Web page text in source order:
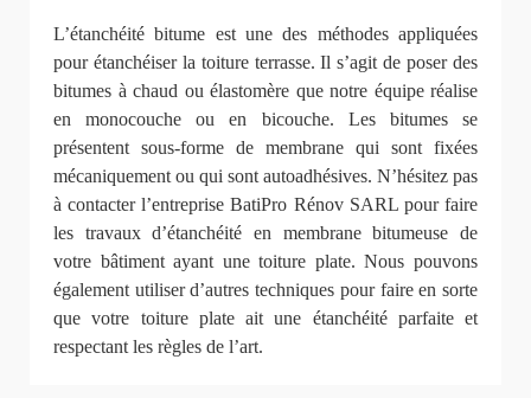
L’étanchéité bitume est une des méthodes appliquées
pour étanchéiser la toiture terrasse. Il s’agit de poser des
bitumes à chaud ou élastomère que notre équipe réalise
en monocouche ou en bicouche. Les bitumes se
présentent sous-forme de membrane qui sont fixées
mécaniquement ou qui sont autoadhésives. N’hésitez pas
à contacter l’entreprise BatiPro Rénov SARL pour faire
les travaux d’étanchéité en membrane bitumeuse de
votre bâtiment ayant une toiture plate. Nous pouvons
également utiliser d’autres techniques pour faire en sorte
que votre toiture plate ait une étanchéité parfaite et
respectant les règles de l’art.